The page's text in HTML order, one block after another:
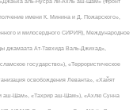
имени К. Минина и Д. Пожарского»,
и милосердного СИРИЯ), Международное
джамаата Ат-Тавхида Валь-Джихад»,
государство»), «Террористическое
освобождения Леванта», «Хайят
аш-Шам», «Тахрир аш-Шам»), «Ахлю Сунна